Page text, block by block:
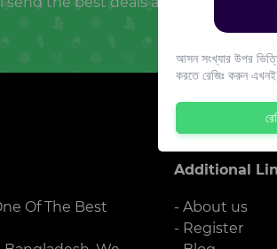
Of The Best
Additional
- About us
- Register
আসন সংখ্যার উপর
করতে রেজিঃ করুন